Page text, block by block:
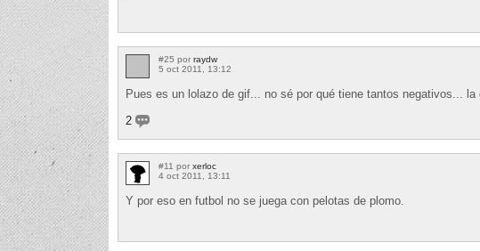
#25 por raydw
5 oct 2011, 13:12
Pues es un lolazo de gif... no sé por qué tiene tantos negativos... la
2
#11 por xerloc
4 oct 2011, 13:11
Y por eso en futbol no se juega con pelotas de plomo.